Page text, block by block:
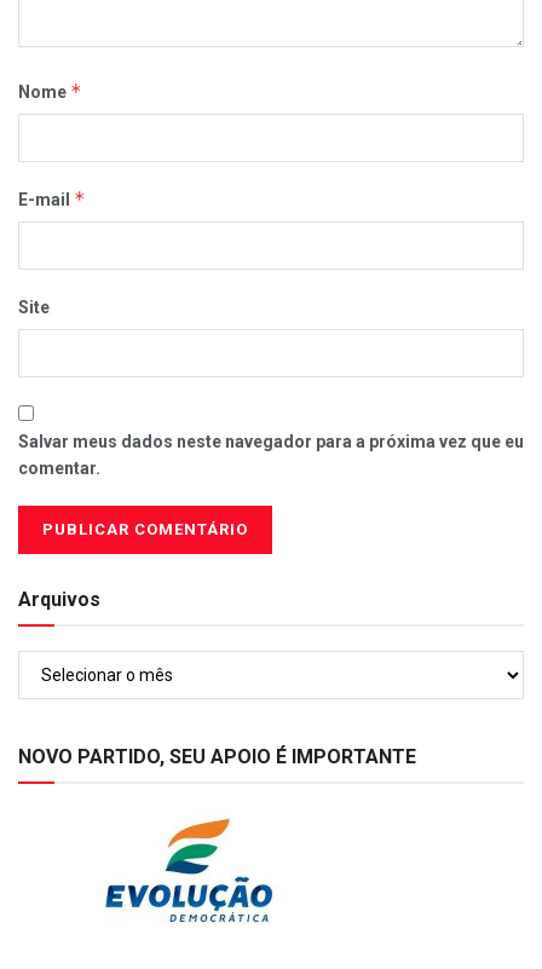
Nome *
E-mail *
Site
Salvar meus dados neste navegador para a próxima vez que eu
comentar.
Arquivos
NOVO PARTIDO, SEU APOIO É IMPORTANTE